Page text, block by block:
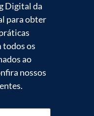
Digital da
para obter
todos os
ao
nossos